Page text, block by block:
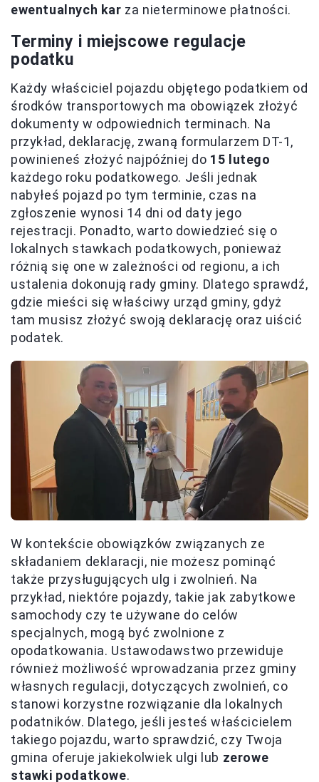
ewentualnych kar za nieterminowe płatności.
Terminy i miejscowe regulacje
podatku
Każdy właściciel pojazdu objętego podatkiem od
środków transportowych ma obowiązek złożyć
dokumenty w odpowiednich terminach. Na
przykład, deklarację, zwaną formularzem DT-1,
powinieneś złożyć najpóźniej do 15 lutego
każdego roku podatkowego. Jeśli jednak
nabyłeś pojazd po tym terminie, czas na
zgłoszenie wynosi 14 dni od daty jego
rejestracji. Ponadto, warto dowiedzieć się o
lokalnych stawkach podatkowych, ponieważ
różnią się one w zależności od regionu, a ich
ustalenia dokonują rady gminy. Dlatego sprawdź,
gdzie mieści się właściwy urząd gminy, gdyż
tam musisz złożyć swoją deklarację oraz uiścić
podatek.
W kontekście obowiązków związanych ze
składaniem deklaracji, nie możesz pominąć
także przysługujących ulg i zwolnień. Na
przykład, niektóre pojazdy, takie jak zabytkowe
samochody czy te używane do celów
specjalnych, mogą być zwolnione z
opodatkowania. Ustawodawstwo przewiduje
również możliwość wprowadzania przez gminy
własnych regulacji, dotyczących zwolnień, co
stanowi korzystne rozwiązanie dla lokalnych
podatników. Dlatego, jeśli jesteś właścicielem
takiego pojazdu, warto sprawdzić, czy Twoja
gmina oferuje jakiekolwiek ulgi lub zerowe
stawki podatkowe.